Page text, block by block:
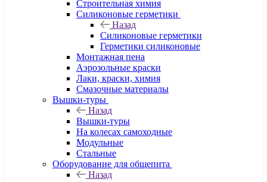
Строительная химия
Силиконовые герметики
Назад
Силиконовые герметики
Герметики силиконовые
Монтажная пена
Аэрозольные краски
Лаки, краски, химия
Смазочные материалы
Вышки-туры
Назад
Вышки-туры
На колесах самоходные
Модульные
Стальные
Оборудование для общепита
Назад